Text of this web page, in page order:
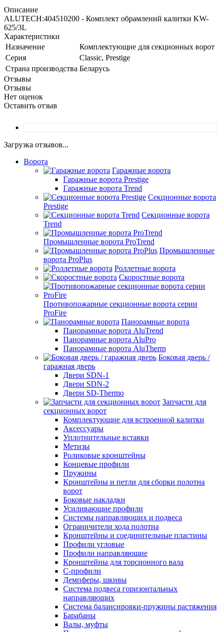
Описание
ALUTECH:404510200 - Комплект обрамлений калитки KW-
625/3L
Характеристики
Назначение
Комплектующие для секционных ворот
Серия
Classic, Prestige
Страна производства Беларусь
Отзывы
Отзывы
Нет оценок
Оставить отзыв
Загрузка отзывов...
Ворота
Гаражные ворота
Гаражные ворота Prestige
Гаражные ворота Trend
Секционные ворота
Prestige
Секционные ворота
Trend
Промышленные ворота ProTrend
Промышленные
ворота ProPlus
Роллетные ворота
Скоростные ворота
Противопожарные секционные ворота серии
ProFire
Панорамные ворота
Панорамные ворота AluTrend
Панорамные ворота AluPro
Панорамные ворота AluTherm
Боковая дверь /
гаражная дверь
Двери SDN-1
Двери SDN-2
Двери SD-Thermo
Запчасти для
секционных ворот
Комплектующие для встроенной калитки
Аксессуары
Уплотнительные вставки
Метизы
Роликовые кронштейны
Концевые профили
Пружины
Кронштейны и петли для сборки полотна
ворот
Боковые накладки
Усиливающие профили
Системы направляющих и подвеса
Ограничители хода полотна
Кронштейны и соединительные пластины
Профили угловые
Профили направляющие
Кронштейны для торсионного вала
С-профили
Демпферы, шкивы
Система подвеса горизонтальных
направляющих
Система балансировки-пружины растяжения
Барабаны
Валы, муфты